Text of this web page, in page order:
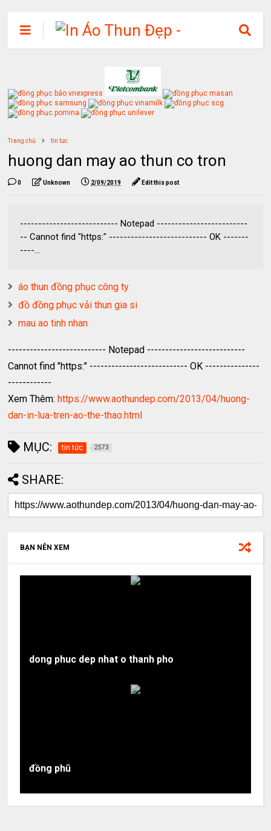
Trang chủ tin tức
huong dan may ao thun co tron
0 Unknown 2/09/2019 Edit this post
--------------------------- Notepad -------------------------
-- Cannot find "https:" --------------------------- OK -------
----...
áo thun đồng phục công ty
đồ đồng phục vải thun gia si
mau ao tinh nhan
--------------------------- Notepad ---------------------------
Cannot find "https:" --------------------------- OK ---------------
------------
Xem Thêm:https://www.aothundep.com/2013/04/huong-
dan-in-lua-tren-ao-the-thao.html
MỤC: tin tức 2573
SHARE:
BẠN NÊN XEM
dong phuc dep nhat o thanh pho
đồng phũ